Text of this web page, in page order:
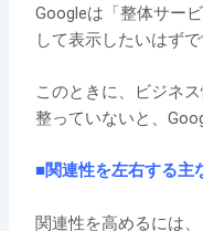
Googleは「整体サー
して表示したいはずで
このときに、ビジネ
整っていないと、
■関連性を左右する主
関連性を高めるには